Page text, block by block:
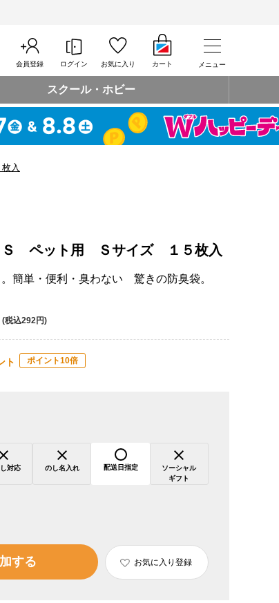
会員登録 ログイン お気に入り カート メニュー
スクール・ホビー
入
Ｓ ペット用 Ｓサイズ １５枚入
簡単・便利・臭わない 驚きの防臭袋。
(税込292円)
ト ポイント10倍
対応 のし名入れ 配送日指定
ソーシャル
ギフト
する お気に入り登録